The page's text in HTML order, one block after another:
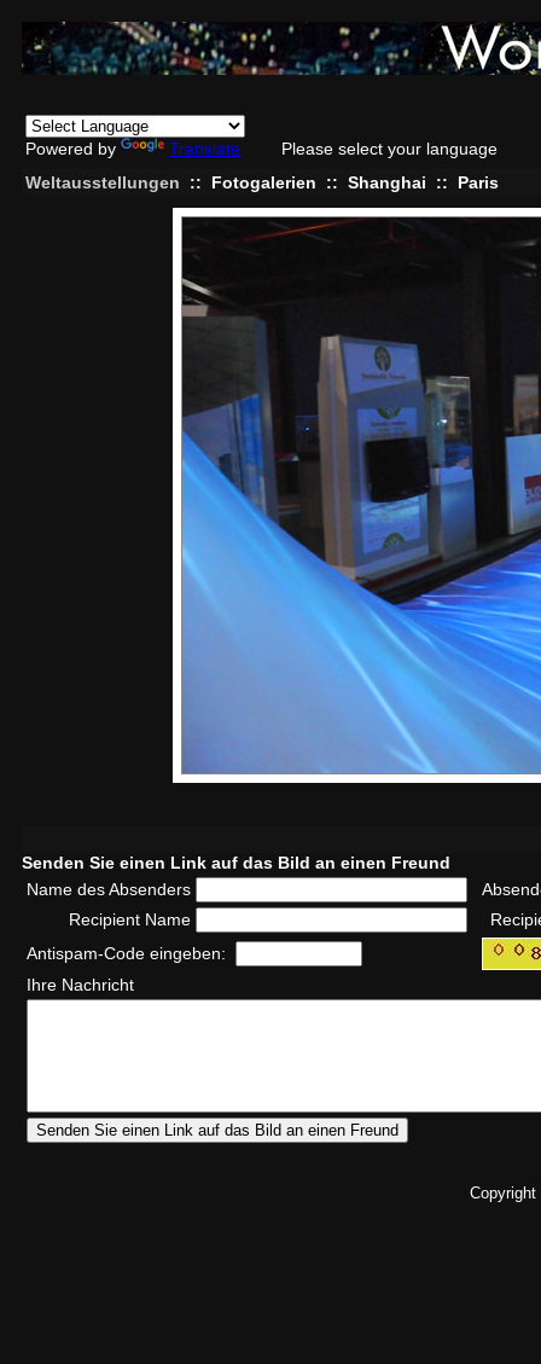
Powered by Translate
Please select your language
Weltausstellungen
:: Fotogalerien :: Shanghai :: Paris
Senden Sie einen Link auf das Bild an einen Freund
Name des Absenders
Recipient Name
Antispam-Code eingeben:
Ihre Nachricht